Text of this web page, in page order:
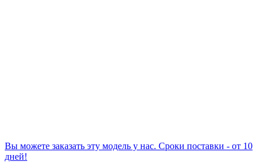
Вы можете заказать эту модель у нас. Сроки поставки - от 10
дней!